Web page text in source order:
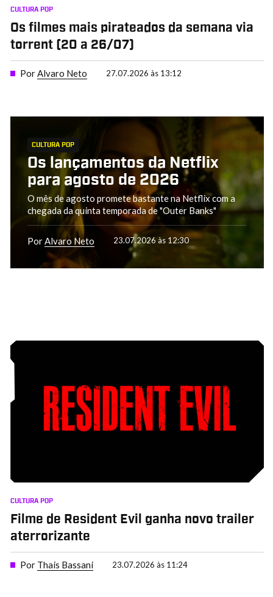
CULTURA POP
Os filmes mais pirateados da semana via
torrent (20 a 26/07)
PorAlvaro Neto 27.07.2026 às 13:12
CULTURA POP
Os lançamentos da Netflix
para agosto de 2026
O mês de agosto promete bastante na Netflix com a
chegada da quinta temporada de "Outer Banks"
Por Alvaro Neto 23.07.2026 às 12:30
CULTURA POP
Filme de Resident Evil ganha novo trailer
aterrorizante
Por Thais Bassani 23.07.2026 às 11:24